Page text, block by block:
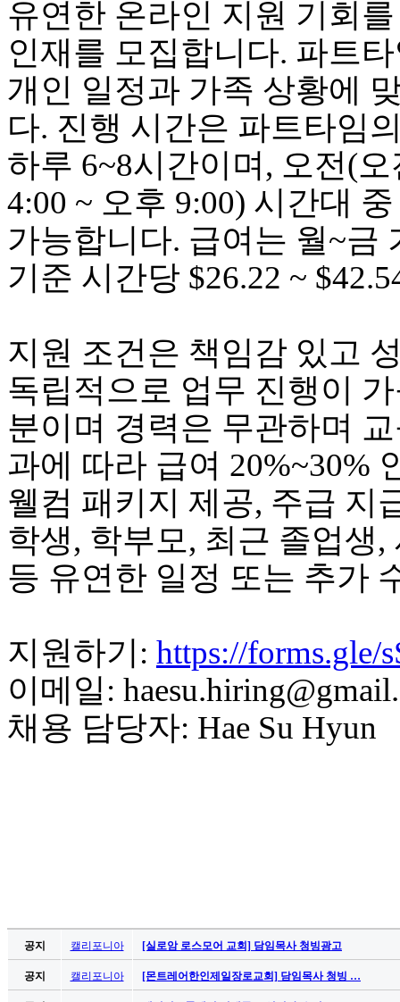
주
소
minky
합
체
마
브
국
소
성
아
프
릴
리
구
입
발
부
전
약
심
절
휴
트
유연한 온라인 지원 기회
인재를 모집합니다. 파트
개인 일정과 가족 상황에
다. 진행 시간은 파트타임
하루 6~8시간이며, 오전(
4:00 ~ 오후 9:00) 시간대
가능합니다. 급여는 월~금
기준 시간당 $26.22 ~
지원 조건은 책임감 있고
독립적으로 업무 진행이
분이며 경력은 무관하며
과에 따라 급여 20%~30%
웰컴 패키지 제공, 주급 지
학생, 학부모, 최근 졸업생
등 유연한 일정 또는 추가
지원하기: https://forms.gle/
이메일:
채용 담당자: Hae Su Hyun
공지 캘리포니아 [실로암 로스모어 교회] 담임목사 청빙광고
공지 캘리포니아 [몬트레어한인제일장로교회] 담임목사 청빙 …